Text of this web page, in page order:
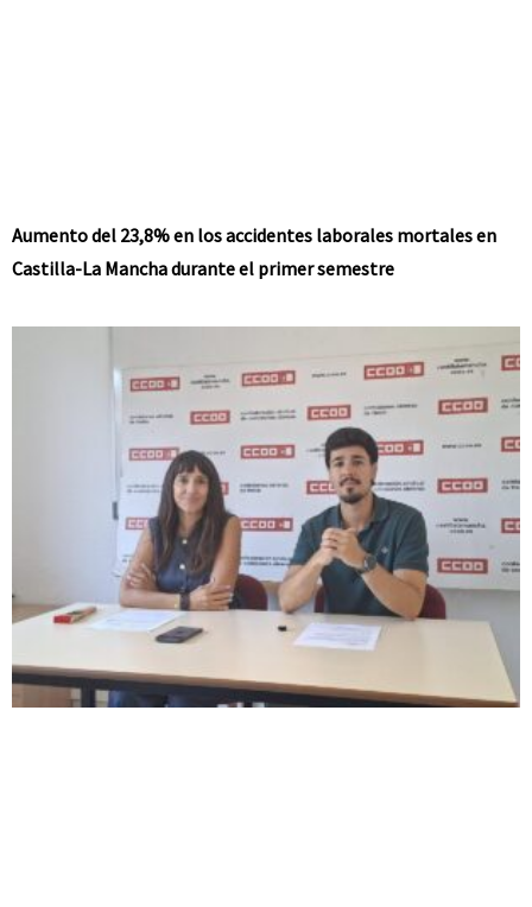
Aumento del 23,8% en los accidentes laborales mortales en
Castilla-La Mancha durante el primer semestre